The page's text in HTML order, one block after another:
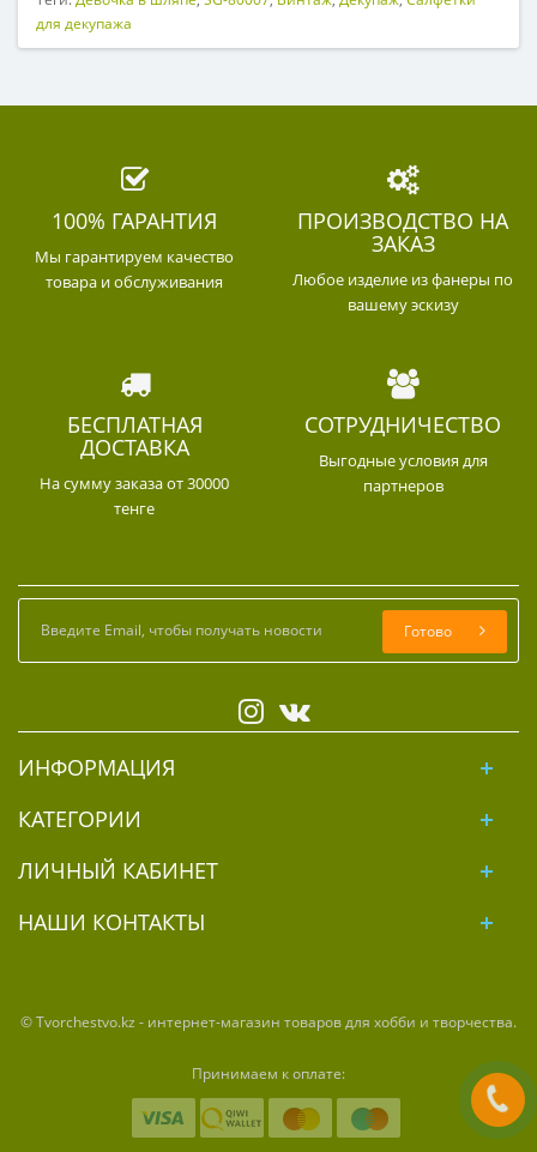
для декупажа
100% ГАРАНТИЯ
Мы гарантируем качество
товара и обслуживания
ПРОИЗВОДСТВО НА
ЗАКАЗ
Любое изделие из фанеры по
вашему эскизу
БЕСПЛАТНАЯ
ДОСТАВКА
На сумму заказа от 30000
тенге
СОТРУДНИЧЕСТВО
Выгодные условия для
партнеров
Готово
ИНФОРМАЦИЯ
КАТЕГОРИИ
ЛИЧНЫЙ КАБИНЕТ
НАШИ КОНТАКТЫ
© Tvorchestvo.kz - интернет-магазин товаров для хобби и творчества.
Принимаем к оплате: